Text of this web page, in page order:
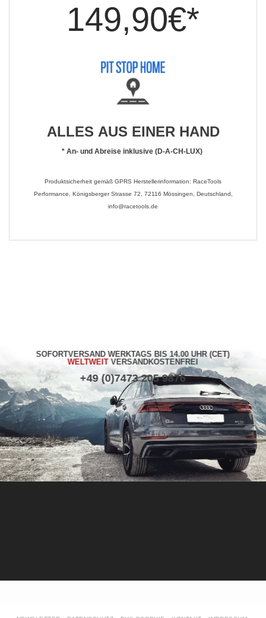
149,90€*
ALLES AUS EINER HAND
* An- und Abreise inklusive (D-A-CH-LUX)
Produktsicherheit gemäß GPRS Herstellerinformation: RaceTools
Performance, Königsberger Strasse 72, 72116 Mössingen, Deutschland,
info@racetools.de
SOFORTVERSAND WERKTAGS BIS 14.00 UHR (CET)
WELTWEITVERSANDKOSTENFREI
+49 (0)7473 205 9876